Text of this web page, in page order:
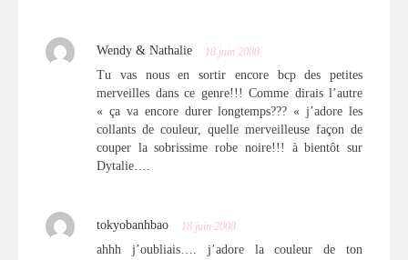
Wendy & Nathalie 18 juin 2008
Tu vas nous en sortir encore bcp des petites
merveilles dans ce genre!!! Comme dirais l’autre
« ça va encore durer longtemps??? « j’adore les
collants de couleur, quelle merveilleuse façon de
couper la sobrissime robe noire!!! à bientôt sur
Dytalie….
tokyobanhbao 18 juin 2008
ahhh j’oubliais…. j’adore la couleur de ton